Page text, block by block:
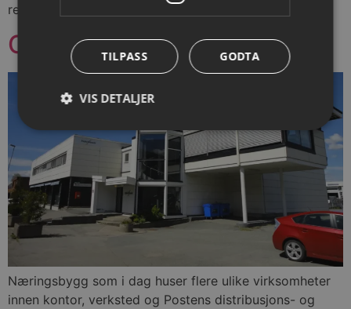
reguleringsarbeid er igangsatt.
Odalsgata 25, Lillestrøm
Næringsbygg som i dag huser flere ulike virksomheter
innen kontor, verksted og Postens distribusjons- og
GODTA
TILPASS
VIS DETALJER